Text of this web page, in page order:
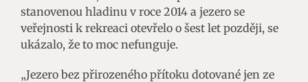
stanovenou hladinu v roce 2014 a jezero se
veřejnosti k rekreaci otevřelo o šest let později, se
ukázalo, že to moc nefunguje.
„Jezero bez přirozeného přítoku dotované jen ze